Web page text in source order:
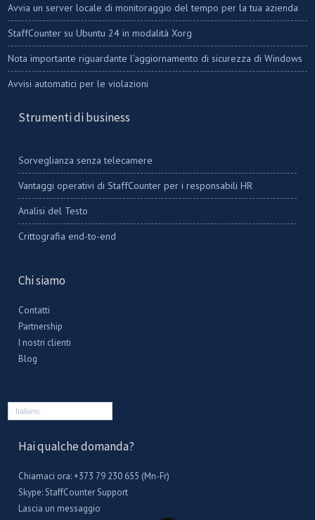
Avvia un server locale di monitoraggio del tempo per la tua azienda
StaffCounter su Ubuntu 24 in modalità Xorg
Nota importante riguardante l’aggiornamento di sicurezza di Windows
Avvisi automatici per le violazioni
Strumenti di business
Sorveglianza senza telecamere
Vantaggi operativi di StaffCounter per i responsabili HR
Analisi del Testo
Crittografia end-to-end
Chi siamo
Contatti
Partnership
I nostri clienti
Blog
Italiano
Hai qualche domanda?
Chiamaci ora: +373 79 230 655 (Mn-Fr)
Skype:StaffCounter Support
Lascia un messaggio